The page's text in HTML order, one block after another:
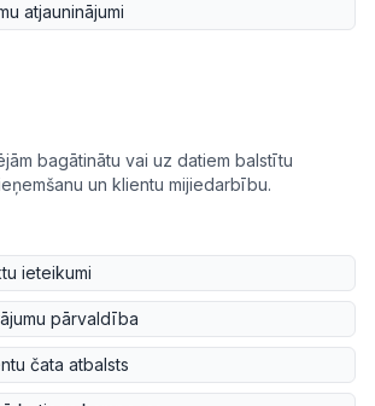
atjauninājumi
bagātinātu vai uz datiem balstītu
un klientu mijiedarbību.
ieteikumi
pārvaldība
čata atbalsts